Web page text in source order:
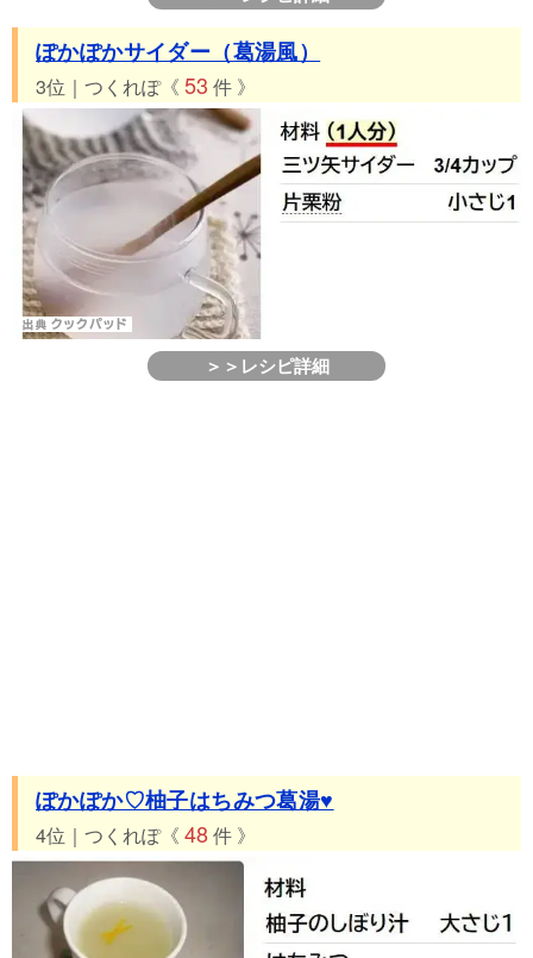
ぽかぽかサイダー（葛湯風）
3位｜つくれぽ《 53 件 》
＞＞レシピ詳細
ぽかぽか♡柚子はちみつ葛湯♥
4位｜つくれぽ《 48件 》